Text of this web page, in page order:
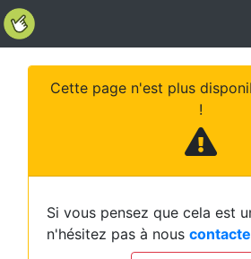
Cette page n'est plus
!
Si vous pensez que cela est
n'hésitez pas à nous